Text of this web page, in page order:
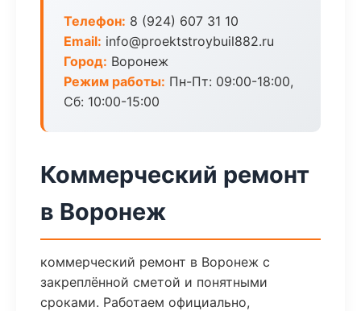
Телефон: 8 (924) 607 31 10
Email: info@proektstroybuil882.ru
Город: Воронеж
Режим работы: Пн-Пт: 09:00-18:00,
Сб: 10:00-15:00
Коммерческий ремонт
в Воронеж
коммерческий ремонт в Воронеж с
закреплённой сметой и понятными
сроками. Работаем официально,